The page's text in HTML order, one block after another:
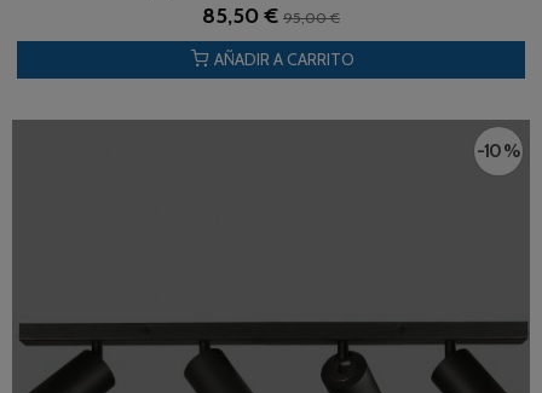
85,50 € 95,00 €
AÑADIR A CARRITO
-10 %